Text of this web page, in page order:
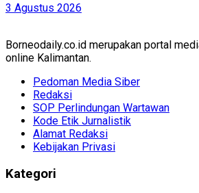
3 Agustus 2026
Borneodaily.co.id merupakan portal
online Kalimantan.
Pedoman Media Siber
Redaksi
SOP Perlindungan Wartawan
Kode Etik Jurnalistik
Alamat Redaksi
Kebijakan Privasi
Kategori